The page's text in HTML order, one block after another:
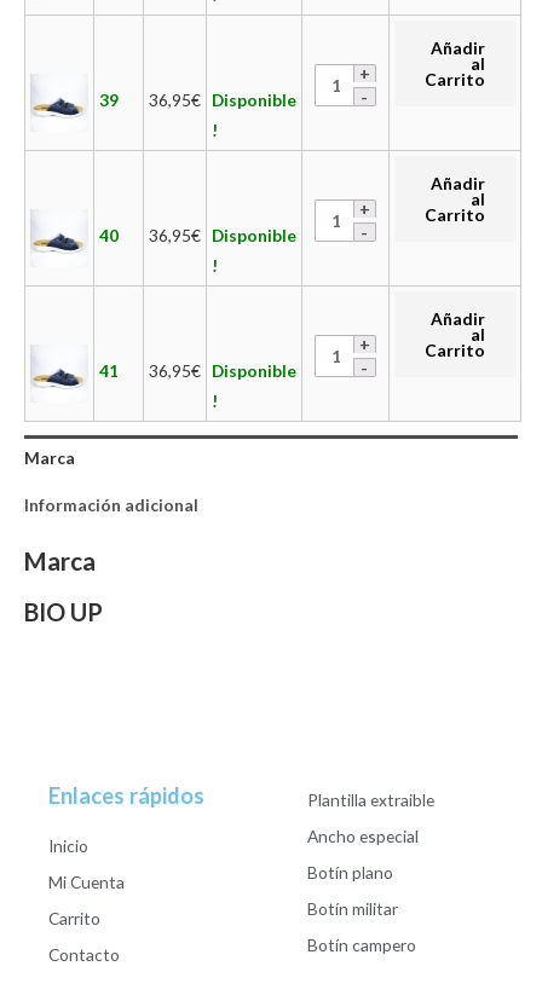
39 36,95€ Disponible
!
Añadir
al
Carrito
40 36,95€ Disponible
!
Añadir
al
Carrito
41 36,95€ Disponible
!
Añadir
al
Carrito
Marca
Información adicional
Marca
BIO UP
Enlaces rápidos
Inicio
Mi Cuenta
Carrito
Contacto
Plantilla extraible
Ancho especial
Botín plano
Botín militar
Botín campero